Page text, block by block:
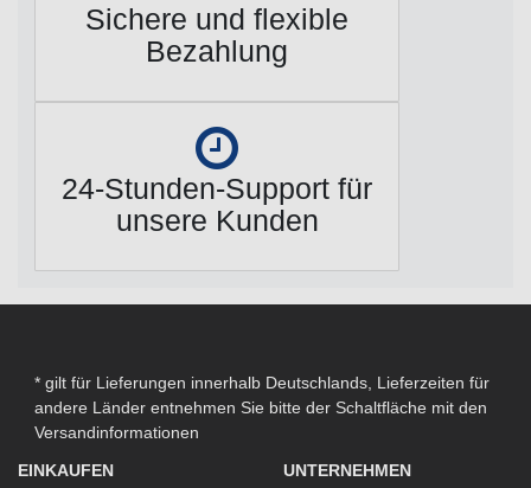
Sichere und flexible
Bezahlung
24-Stunden-Support für
unsere Kunden
* gilt für Lieferungen innerhalb Deutschlands, Lieferzeiten für
andere Länder entnehmen Sie bitte der Schaltfläche mit den
Versandinformationen
EINKAUFEN
UNTERNEHMEN